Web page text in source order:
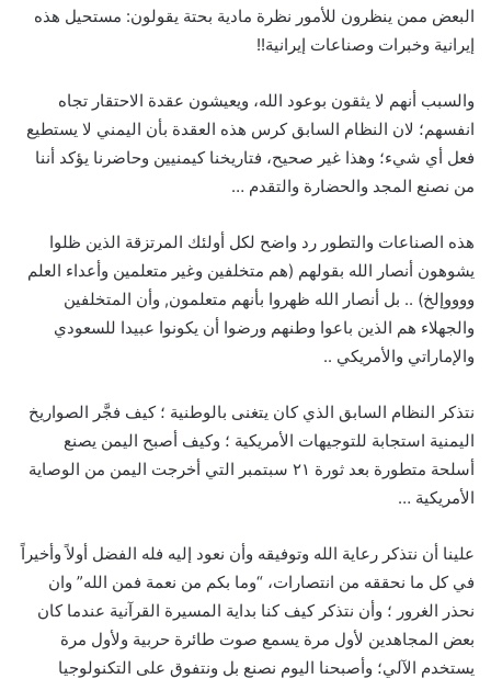
البعض ممن ينظرون للأمور نظرة مادية بحتة يقولون: مستحيل هذه
إيرانية وخبرات وصناعات إيرانية!!
والسبب أنهم لا يثقون بوعود الله، ويعيشون عقدة الاحتقار تجاه
انفسهم؛ لان النظام السابق كرس هذه العقدة بأن اليمني لا يستطيع
فعل أي شيء؛ وهذا غير صحيح، فتاريخنا كيمنيين وحاضرنا يؤكد أننا
من نصنع المجد والحضارة والتقدم …
هذه الصناعات والتطور رد واضح لكل أولئك المرتزقة الذين ظلوا
يشوهون أنصار الله بقولهم (هم متخلفين وغير متعلمين وأعداء العلم
ووووإلخ) .. بل أنصار الله ظهروا بأنهم متعلمون, وأن المتخلفين
والجهلاء هم الذين باعوا وطنهم ورضوا أن يكونوا عبيدا للسعودي
والإماراتي والأمريكي ..
نتذكر النظام السابق الذي كان يتغنى بالوطنية ؛ كيف فجَّر الصواريخ
اليمنية استجابة للتوجيهات الأمريكية ؛ وكيف أصبح اليمن يصنع
أسلحة متطورة بعد ثورة ٢١ سبتمبر التي أخرجت اليمن من الوصاية
الأمريكية …
علينا أن نتذكر رعاية الله وتوفيقه وأن نعود إليه فله الفضل أولاً وأخيراً
في كل ما نحققه من انتصارات، “وما بكم من نعمة فمن الله” وان
نحذر الغرور ؛ وأن نتذكر كيف كنا بداية المسيرة القرآنية عندما كان
بعض المجاهدين لأول مرة يسمع صوت طائرة حربية ولأول مرة
يستخدم الآلي؛ وأصبحنا اليوم نصنع بل ونتفوق على التكنولوجيا